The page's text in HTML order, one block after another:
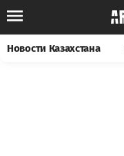
Новости Казахстана